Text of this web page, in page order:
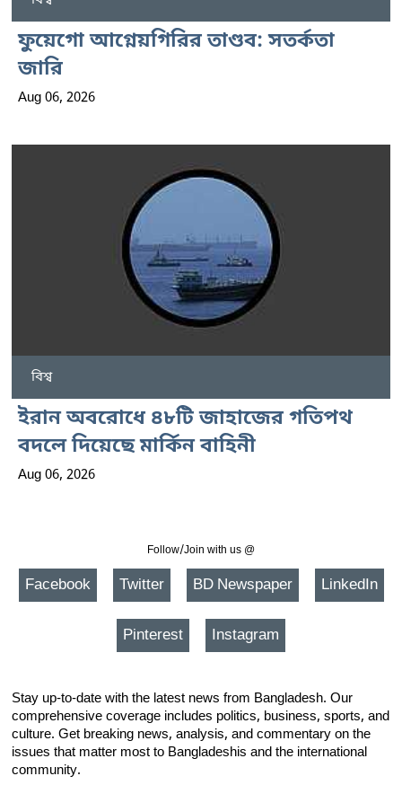
ফুয়েগো আগ্নেয়গিরির তাণ্ডব: সতর্কতা
জারি
Aug 06, 2026
বিশ্ব
ইরান অবরোধে ৪৮টি জাহাজের গতিপথ
বদলে দিয়েছে মার্কিন বাহিনী
Aug 06, 2026
Follow/Join with us @
Facebook Twitter BD Newspaper LinkedIn
Pinterest Instagram
Stay up-to-date with the latest news from Bangladesh. Our
comprehensive coverage includes politics, business, sports, and
culture. Get breaking news, analysis, and commentary on the
issues that matter most to Bangladeshis and the international
community.